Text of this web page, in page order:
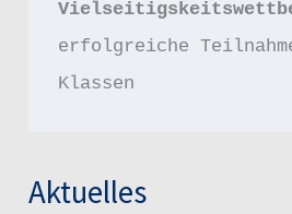
erfolgreiche
Klassen
Aktuelles